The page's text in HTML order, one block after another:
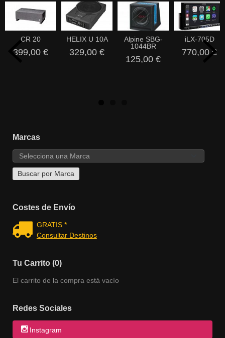
Marcas
Costes de Envío
GRATIS *
Consultar Destinos
Tu Carrito (0)
El carrito de la compra está vacío
Redes Sociales
Instagram
CR 20
399,00 €
HELIX U 10A
329,00 €
Alpine SBG-
1044BR
125,00 €
iLX-705D
770,00 €